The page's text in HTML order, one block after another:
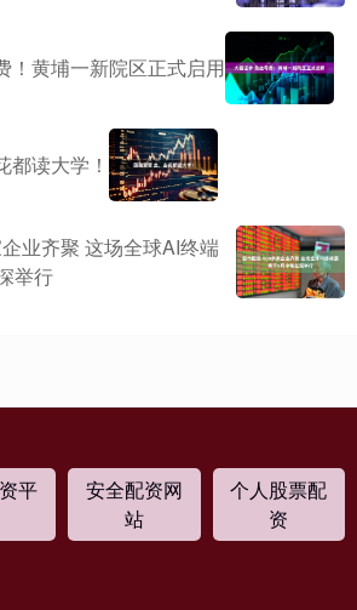
！黄埔一新院区正式启用
都读大学！
业齐聚 这场全球AI终端
举行
平
安全配资网
站
个人股票配
资